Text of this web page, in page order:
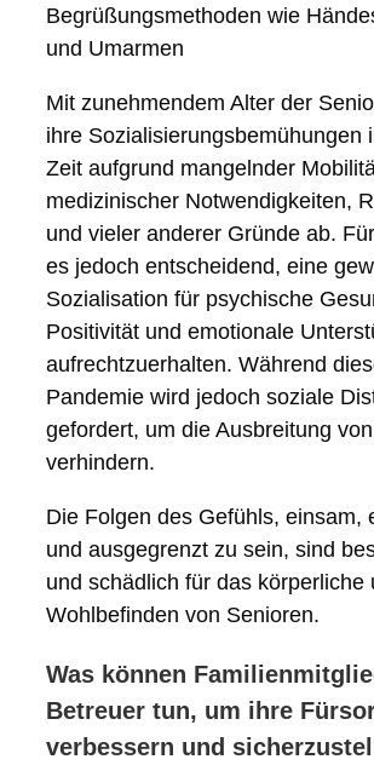
Begrüßungsmethoden wie
und Umarmen
Mit zunehmendem Alter der
ihre Sozialisierungsbemühungen
Zeit aufgrund mangelnder
medizinischer Notwendigkeiten,
und vieler anderer Gründe ab.
es jedoch entscheidend, eine
Sozialisation für psychische
Positivität und emotionale
aufrechtzuerhalten. Während
Pandemie wird jedoch soziale
gefordert, um die Ausbreitung
verhindern.
Die Folgen des Gefühls, einsam,
und ausgegrenzt zu sein, sind
und schädlich für das körperliche
Wohlbefinden von Senioren.
Was können
Betreuer tun, um ihre
verbessern und